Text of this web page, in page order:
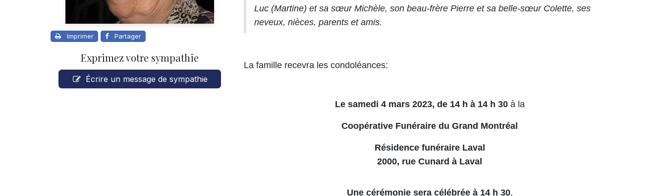
Imprimer Partager
Exprimez votre sympathie
Écrire un message de sympathie
Luc (Martine) et sa sœur Michèle, son beau-frère Pierre et sa belle-sœur Colette, ses
neveux, nièces, parents et amis.
La famille recevra les condoléances:
Le samedi 4 mars 2023, de 14 h à 14 h 30à la
Coopérative Funéraire du Grand Montréal
Résidence funéraire Laval
2000, rue Cunard à Laval
Une cérémonie sera célébrée à 14 h 30,